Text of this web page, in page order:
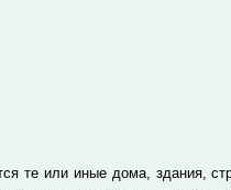
те или иные дома, здания,